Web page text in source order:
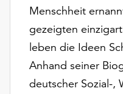
auch
ohne
Einverständnis
weiterhin
ausgeführt.
Menschheit
gezeigten
leben die Ideen
Anhand seiner
deutscher Sozial-,